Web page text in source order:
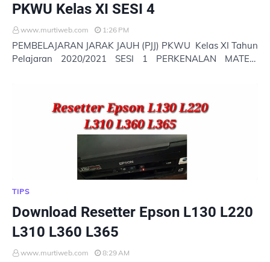
PKWU Kelas XI SESI 4
www.murtiweb.com 1:26 PM
PEMBELAJARAN JARAK JAUH (PJJ) PKWU Kelas XI Tahun
Pelajaran 2020/2021 SESI 1 PERKENALAN MATERI
TIPS
Download Resetter Epson L130 L220
L310 L360 L365
www.murtiweb.com 8:29 AM